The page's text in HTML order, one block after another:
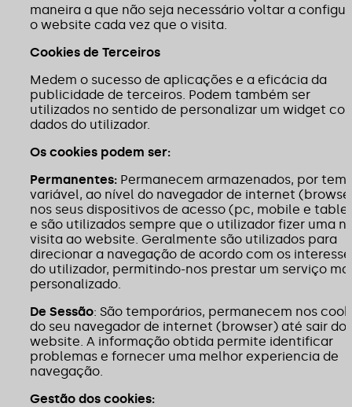
maneira a que não seja necessário voltar a
o website cada vez que o visita.
Cookies de Terceiros
Medem o sucesso de aplicações e a eficácia da
publicidade de terceiros. Podem também ser
utilizados no sentido de personalizar um widget
dados do utilizador.
Os cookies podem ser:
Permanentes: Permanecem armazenados, por
variável, ao nível do navegador de internet
nos seus dispositivos de acesso (pc, mobile e
e são utilizados sempre que o utilizador fizer uma
visita ao website. Geralmente são utilizados para
direcionar a navegação de acordo com os
do utilizador, permitindo-nos prestar um serviço
personalizado.
De Sessão: São temporários, permanecem nos
do seu navegador de internet (browser) até sair do
website. A informação obtida permite identificar
problemas e fornecer uma melhor experiencia de
navegação.
Gestão dos cookies: